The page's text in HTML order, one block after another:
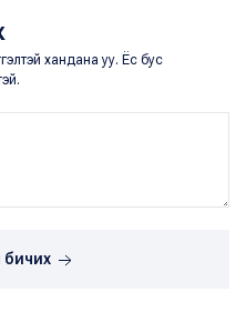
хандана уу. Ёс бус
бичих